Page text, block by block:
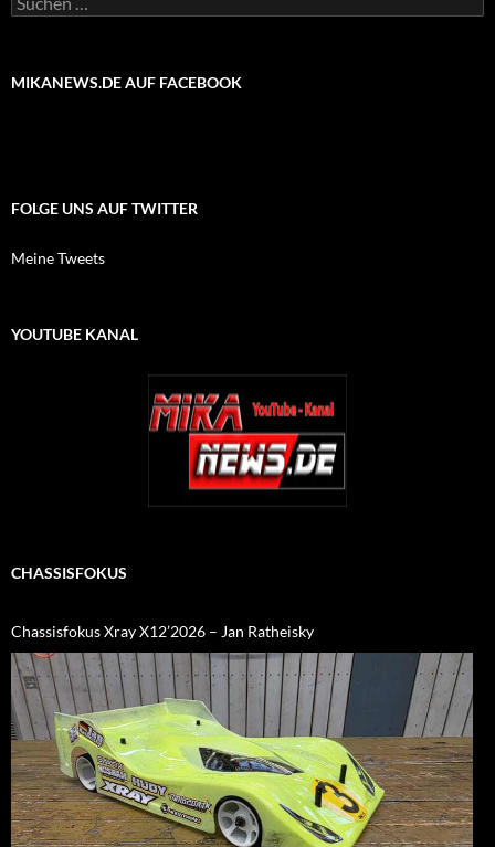
nach:
MIKANEWS.DE AUF FACEBOOK
FOLGE UNS AUF TWITTER
Meine Tweets
YOUTUBE KANAL
CHASSISFOKUS
Chassisfokus Xray X12’2026 – Jan Ratheisky